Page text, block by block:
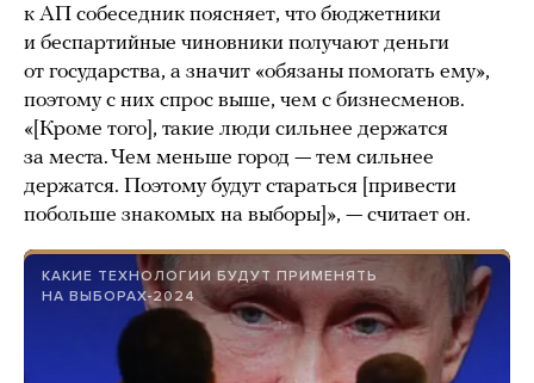
к АП собеседник поясняет, что бюджетники
и беспартийные чиновники получают деньги
от государства, а значит «обязаны помогать ему»,
поэтому с них спрос выше, чем с бизнесменов.
«[Кроме того], такие люди сильнее держатся
за места. Чем меньше город — тем сильнее
держатся. Поэтому будут стараться [привести
побольше знакомых на выборы]», — считает он.
КАКИЕ ТЕХНОЛОГИИ БУДУТ ПРИМЕНЯТЬ
НА ВЫБОРАХ-2024